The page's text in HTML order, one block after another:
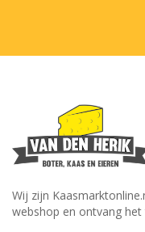
Wij zijn
webshop en ontvang het